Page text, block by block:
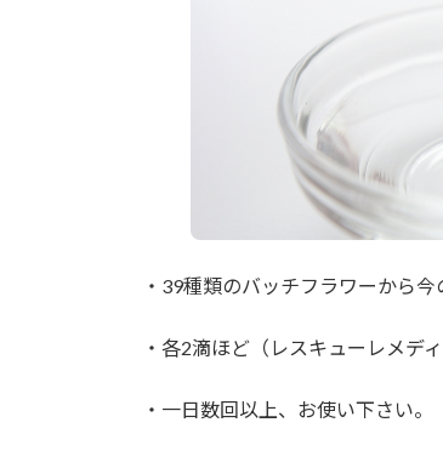
・39種類のバッチフラワーから
・各2滴ほど（レスキューレメデ
・一日数回以上、お使い下さい。